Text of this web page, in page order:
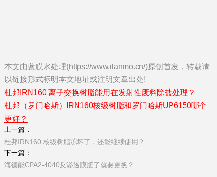
本文由蓝膜水处理(https://www.ilanmo.cn/)原创首发，转载请
以链接形式标明本文地址或注明文章出处!
杜邦IRN160 离子交换树脂能用在发射性废料除盐处理？
杜邦（罗门哈斯）IRN160核级树脂和罗门哈斯UP6150哪个
更好？
上一篇：
杜邦IRN160 核级树脂冻坏了，还能继续使用？
下一篇：
海德能CPA2-4040反渗透膜脏了就要更换？